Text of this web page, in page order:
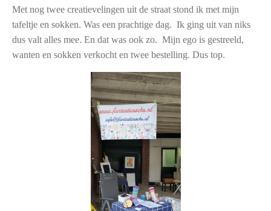
Met nog twee creatievelingen uit de straat stond ik met mijn
tafeltje en sokken. Was een prachtige dag. Ik ging uit van niks
dus valt alles mee. En dat was ook zo. Mijn ego is gestreeld,
wanten en sokken verkocht en twee bestelling. Dus top.